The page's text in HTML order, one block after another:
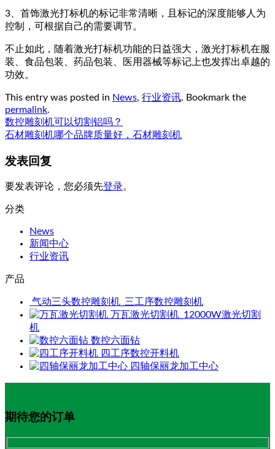
3、首饰激光打标机的标记非常清晰，且标记的深度能够人为
控制，可根据自己的需要调节。
不止如此，随着激光打标机功能的日益强大，激光打标机在服
装、食品包装、药品包装、医用器械等标记上也发挥出卓越的
功效。
This entry was posted in News, 行业资讯. Bookmark the
permalink.
数控雕刻机可以切割铝吗？
石材雕刻机哪个品牌质量好，石材雕刻机
发表回复
要发表评论，您必须先登录。
分类
News
新闻中心
行业资讯
产品
气动三头数控雕刻机_三工序数控雕刻机
万瓦激光切割机_12000W激光切割
机
数控六面钻
四工序数控开料机
四轴保丽龙加工中心
期待您的订单